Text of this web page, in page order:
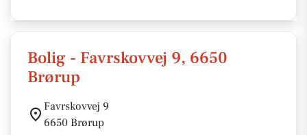
Bolig - Favrskovvej 9, 6650
Brørup
Favrskovvej 9
6650 Brørup